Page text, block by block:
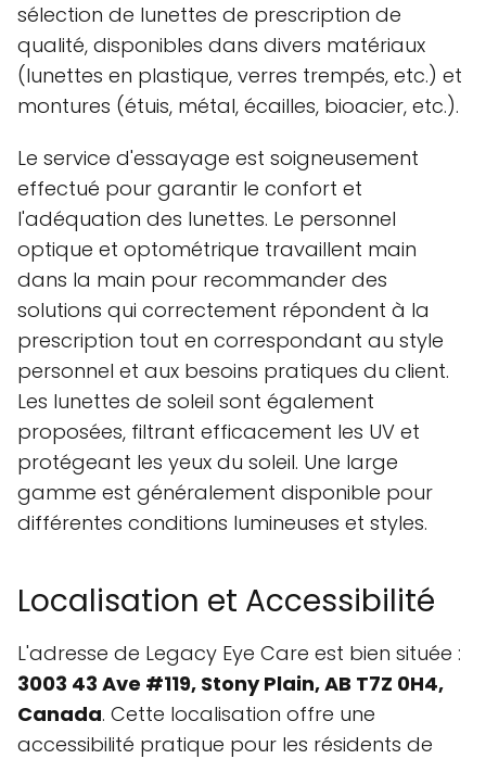
sélection de lunettes de prescription de
qualité, disponibles dans divers matériaux
(lunettes en plastique, verres trempés, etc.) et
montures (étuis, métal, écailles, bioacier, etc.).
Le service d'essayage est soigneusement
effectué pour garantir le confort et
l'adéquation des lunettes. Le personnel
optique et optométrique travaillent main
dans la main pour recommander des
solutions qui correctement répondent à la
prescription tout en correspondant au style
personnel et aux besoins pratiques du client.
Les lunettes de soleil sont également
proposées, filtrant efficacement les UV et
protégeant les yeux du soleil. Une large
gamme est généralement disponible pour
différentes conditions lumineuses et styles.
Localisation et Accessibilité
L'adresse de Legacy Eye Care est bien située :
3003 43 Ave #119, Stony Plain, AB T7Z 0H4,
Canada. Cette localisation offre une
accessibilité pratique pour les résidents de